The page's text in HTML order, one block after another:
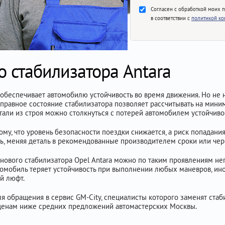
Согласен с обработкой моих
в соответствии с политикой
стабилизатора Antara
автомобилю устойчивость во время движения. Но не
состояние стабилизатора позволяет рассчитывать на
из строя можно столкнуться с потерей автомобилем
что уровень безопасности поездки снижается, а риск
меняя деталь в рекомендованные производителем сроки или
стабилизатора Opel Antara можно по таким проявлениям
теряет устойчивость при выполнении любых маневров,
люфт.
обращения в сервис GM-City, специалисты которого заменят
ниже средних предложений автомастерских Москвы.